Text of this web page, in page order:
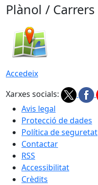
Plànol / Carrers
Accedeix
Xarxes socials:
Avis legal
Protecció de dades
Política de seguretat
Contactar
RSS
Accessibilitat
Crèdits